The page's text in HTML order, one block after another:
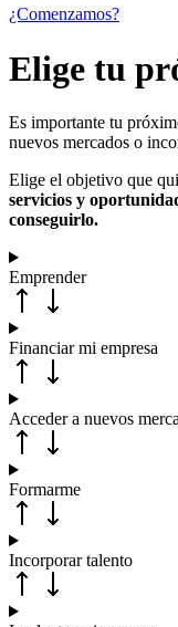
¿Comenzamos?
Elige tu
Es importante tu
nuevos mercados o
Elige el objetivo que
servicios y
conseguirlo.
Emprender
Financiar mi empresa
Acceder a nuevos
Formarme
Incorporar talento